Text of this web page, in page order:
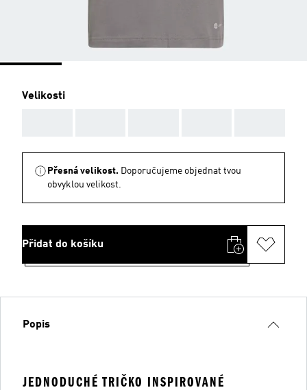
Velikosti
Přesná velikost. Doporučujeme objednat tvou
obvyklou velikost.
Přidat do košíku
Popis
JEDNODUCHÉ TRIČKO INSPIROVANÉ